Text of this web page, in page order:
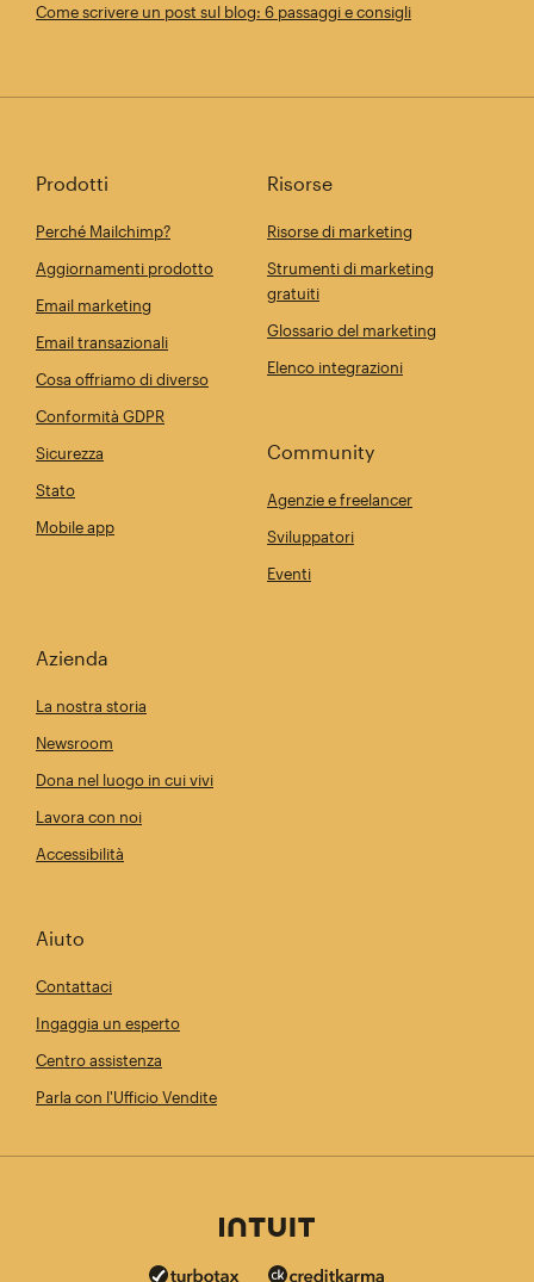
Come scrivere un post sul blog: 6 passaggi e consigli
Prodotti
Perché Mailchimp?
Aggiornamenti prodotto
Email marketing
Email transazionali
Cosa offriamo di diverso
Conformità GDPR
Sicurezza
Stato
Mobile app
Risorse
Risorse di marketing
Strumenti di marketing
gratuiti
Glossario del marketing
Elenco integrazioni
Community
Agenzie e freelancer
Sviluppatori
Eventi
Azienda
La nostra storia
Newsroom
Dona nel luogo in cui vivi
Lavora con noi
Accessibilità
Aiuto
Contattaci
Ingaggia un esperto
Centro assistenza
Parla con l'Ufficio Vendite